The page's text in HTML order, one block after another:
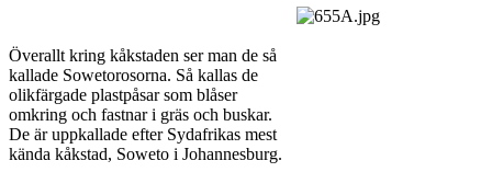
Överallt kring kåkstaden ser man de så
kallade Sowetorosorna. Så kallas de
olikfärgade plastpåsar som blåser
omkring och fastnar i gräs och buskar.
De är uppkallade efter Sydafrikas mest
kända kåkstad, Soweto i Johannesburg.